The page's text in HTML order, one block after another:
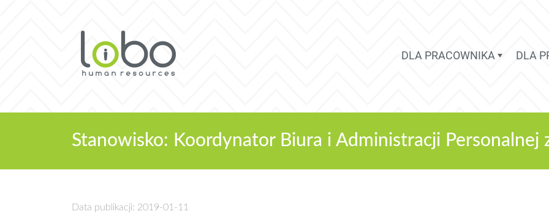
DLA PRACOWNIKA DLA
Stanowisko: Koordynator Biura i Administracji Personalnej
Data publikacji: 2019-01-11